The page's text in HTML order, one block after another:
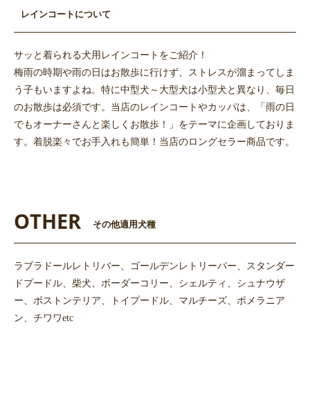
レインコートについて
サッと着られる犬用レインコートをご紹介！
梅雨の時期や雨の日はお散歩に行けず、ストレスが溜まってしま
う子もいますよね。特に中型犬～大型犬は小型犬と異なり、毎日
のお散歩は必須です。当店のレインコートやカッパは、「雨の日
でもオーナーさんと楽しくお散歩！」をテーマに企画しておりま
す。着脱楽々でお手入れも簡単！当店のロングセラー商品です。
OTHER その他適用犬種
ラブラドールレトリバー、ゴールデンレトリーバー、スタンダー
ドプードル、柴犬、ボーダーコリー、シェルティ、シュナウザ
ー、ボストンテリア、トイプードル、マルチーズ、ポメラニア
ン、チワワetc